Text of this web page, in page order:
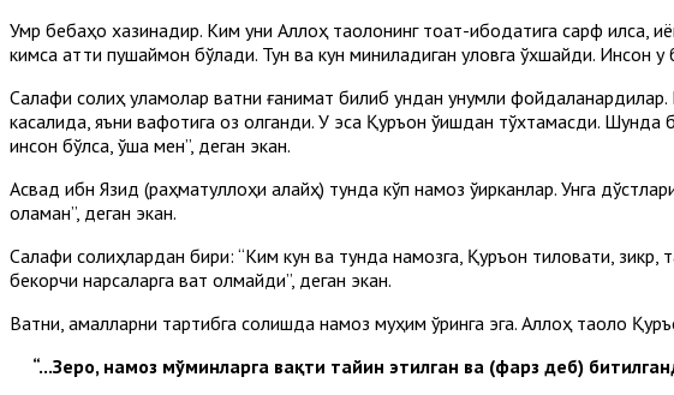
Умр бебаҳо хазинадир. Ким уни Аллоҳ таолонинг тоат-ибодатига сарф қилса,
кимса қаттиқ пушаймон бўлади. Тун ва кун миниладиган уловга ўхшайди.
Салафи солиҳ уламолар вақтни ғанимат билиб ундан унумли
касалида, яъни вафотига оз қолганди. У эса Қуръон ўқишдан тўхтамасди. Шунда
инсон бўлса, ўша мен”, деган экан.
Асвад ибн Язид (раҳматуллоҳи алайҳ) тунда кўп намоз ўқирканлар. Унга
оламан”, деган экан.
Салафи солиҳлардан бири: “Ким кун ва тунда намозга, Қуръон тиловати, зикр,
бекорчи нарсаларга вақт қолмайди”, деган экан.
Вақтни, амалларни тартибга солишда намоз муҳим ўринга эга. Аллоҳ таоло
“...Зеро, намоз мўминларга вақти тайин этилган ва (фарз деб)